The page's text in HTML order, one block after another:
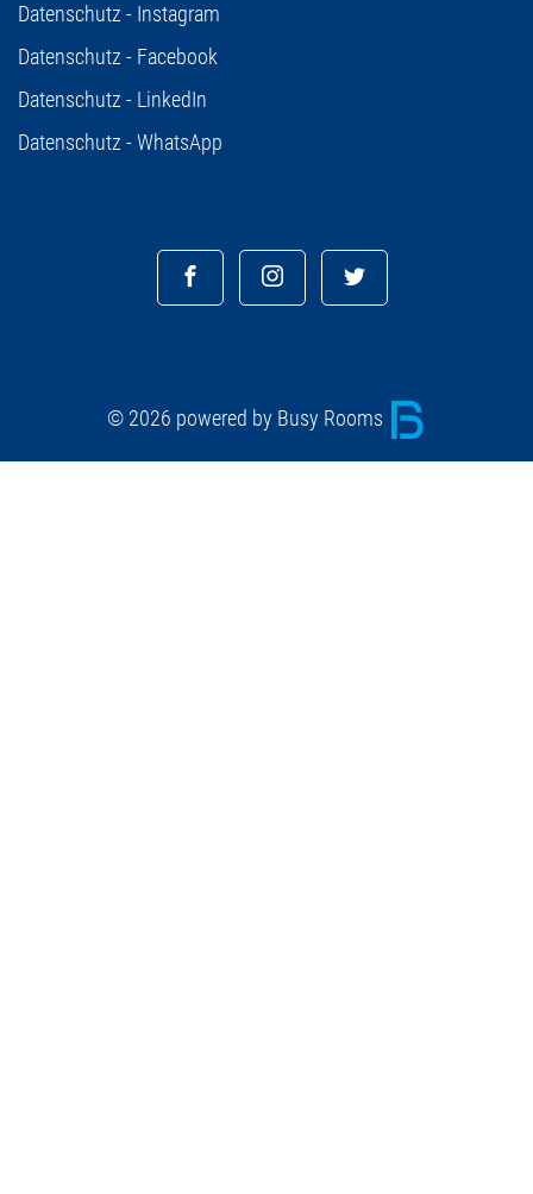
Datenschutz - Instagram
Datenschutz - Facebook
Datenschutz - LinkedIn
Datenschutz - WhatsApp
© 2026 powered by Busy Rooms